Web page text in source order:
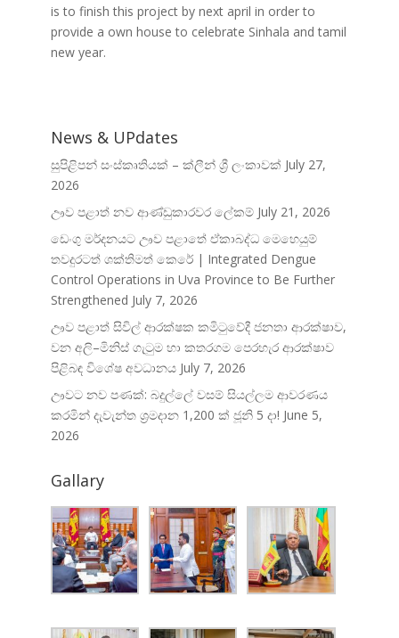
is to finish this project by next april in order to
provide a own house to celebrate Sinhala and tamil
new year.
News & UPdates
සුපිළිපන් සංස්කෘතියක් – ක්ලීන් ශ්‍රී ලංකාවක් July 27,
2026
ඌව පළාත් නව ආණ්ඩුකාරවර ලේකම් July 21, 2026
ඩෙංගු මර්දනයට ඌව පළාතේ ඒකාබද්ධ මෙහෙයුම්
තවදුරටත් ශක්තිමත් කෙරේ | Integrated Dengue
Control Operations in Uva Province to Be Further
Strengthened July 7, 2026
ඌව පළාත් සිවිල් ආරක්ෂක කමිටුවේදී ජනතා ආරක්ෂාව,
වන අලි–මිනිස් ගැටුම හා කතරගම පෙරහැර ආරක්ෂාව
පිළිබඳ විශේෂ අවධානය July 7, 2026
ඌවට නව පණක්: බදුල්ලේ වසම් සියල්ලම ආවරණය
කරමින් දැවැන්ත ශ්‍රමදාන 1,200 ක් ජූනි 5 දා! June 5,
2026
Gallary